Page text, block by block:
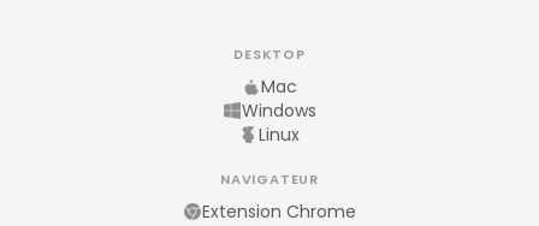
DESKTOP
Mac
Windows
Linux
NAVIGATEUR
Extension Chrome